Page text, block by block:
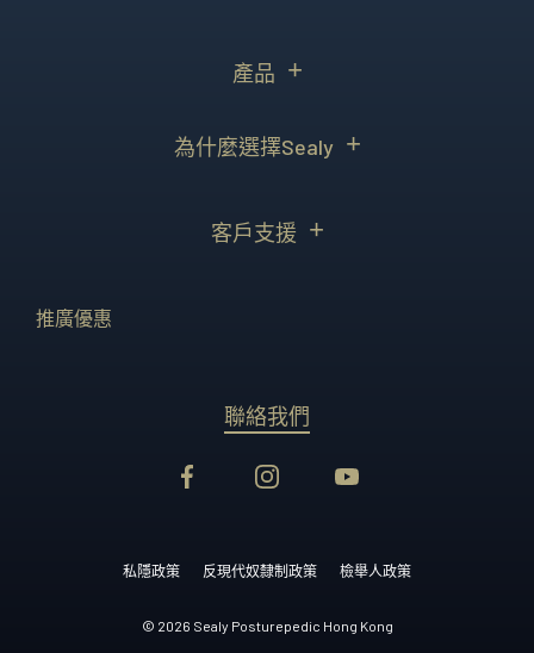
產品
為什麼選擇Sealy
客戶支援
推廣優惠
聯絡我們
私隱政策 反現代奴隸制政策 檢舉人政策
© 2026 Sealy Posturepedic Hong Kong